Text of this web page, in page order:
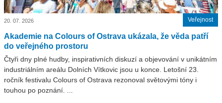
Veřejnost
20. 07. 2026
Akademie na Colours of Ostrava ukázala, že věda patří
do veřejného prostoru
Čtyři dny plné hudby, inspirativních diskuzí a objevování v unikátním
industriálním areálu Dolních Vítkovic jsou u konce. Letošní 23.
ročník festivalu Colours of Ostrava rezonoval světovými tóny i
touhou po poznání. ...